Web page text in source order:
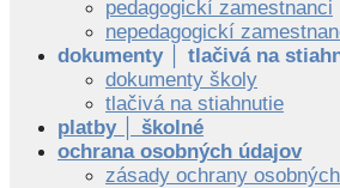
pedagogickí zamestnanci
nepedagogickí
dokumenty │ tlačivá na
dokumenty školy
tlačivá na stiahnutie
platby │ školné
ochrana osobných údajov
zásady ochrany